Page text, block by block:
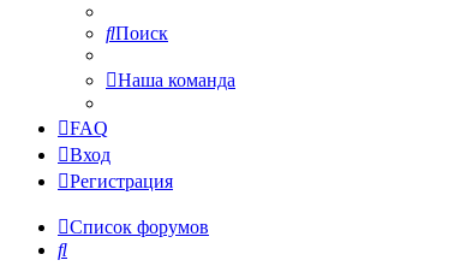
Поиск
Наша команда
FAQ
Вход
Регистрация
Список форумов
Поиск